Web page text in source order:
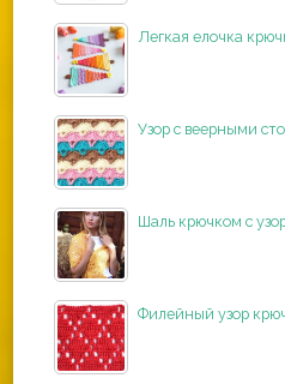
Легкая елочка
Узор с веерными
Шаль крючком с
Филейный узор